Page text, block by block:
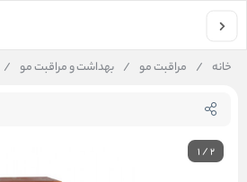
خانه / مراقبت مو / بهداشت و مراقبت مو /
1/2